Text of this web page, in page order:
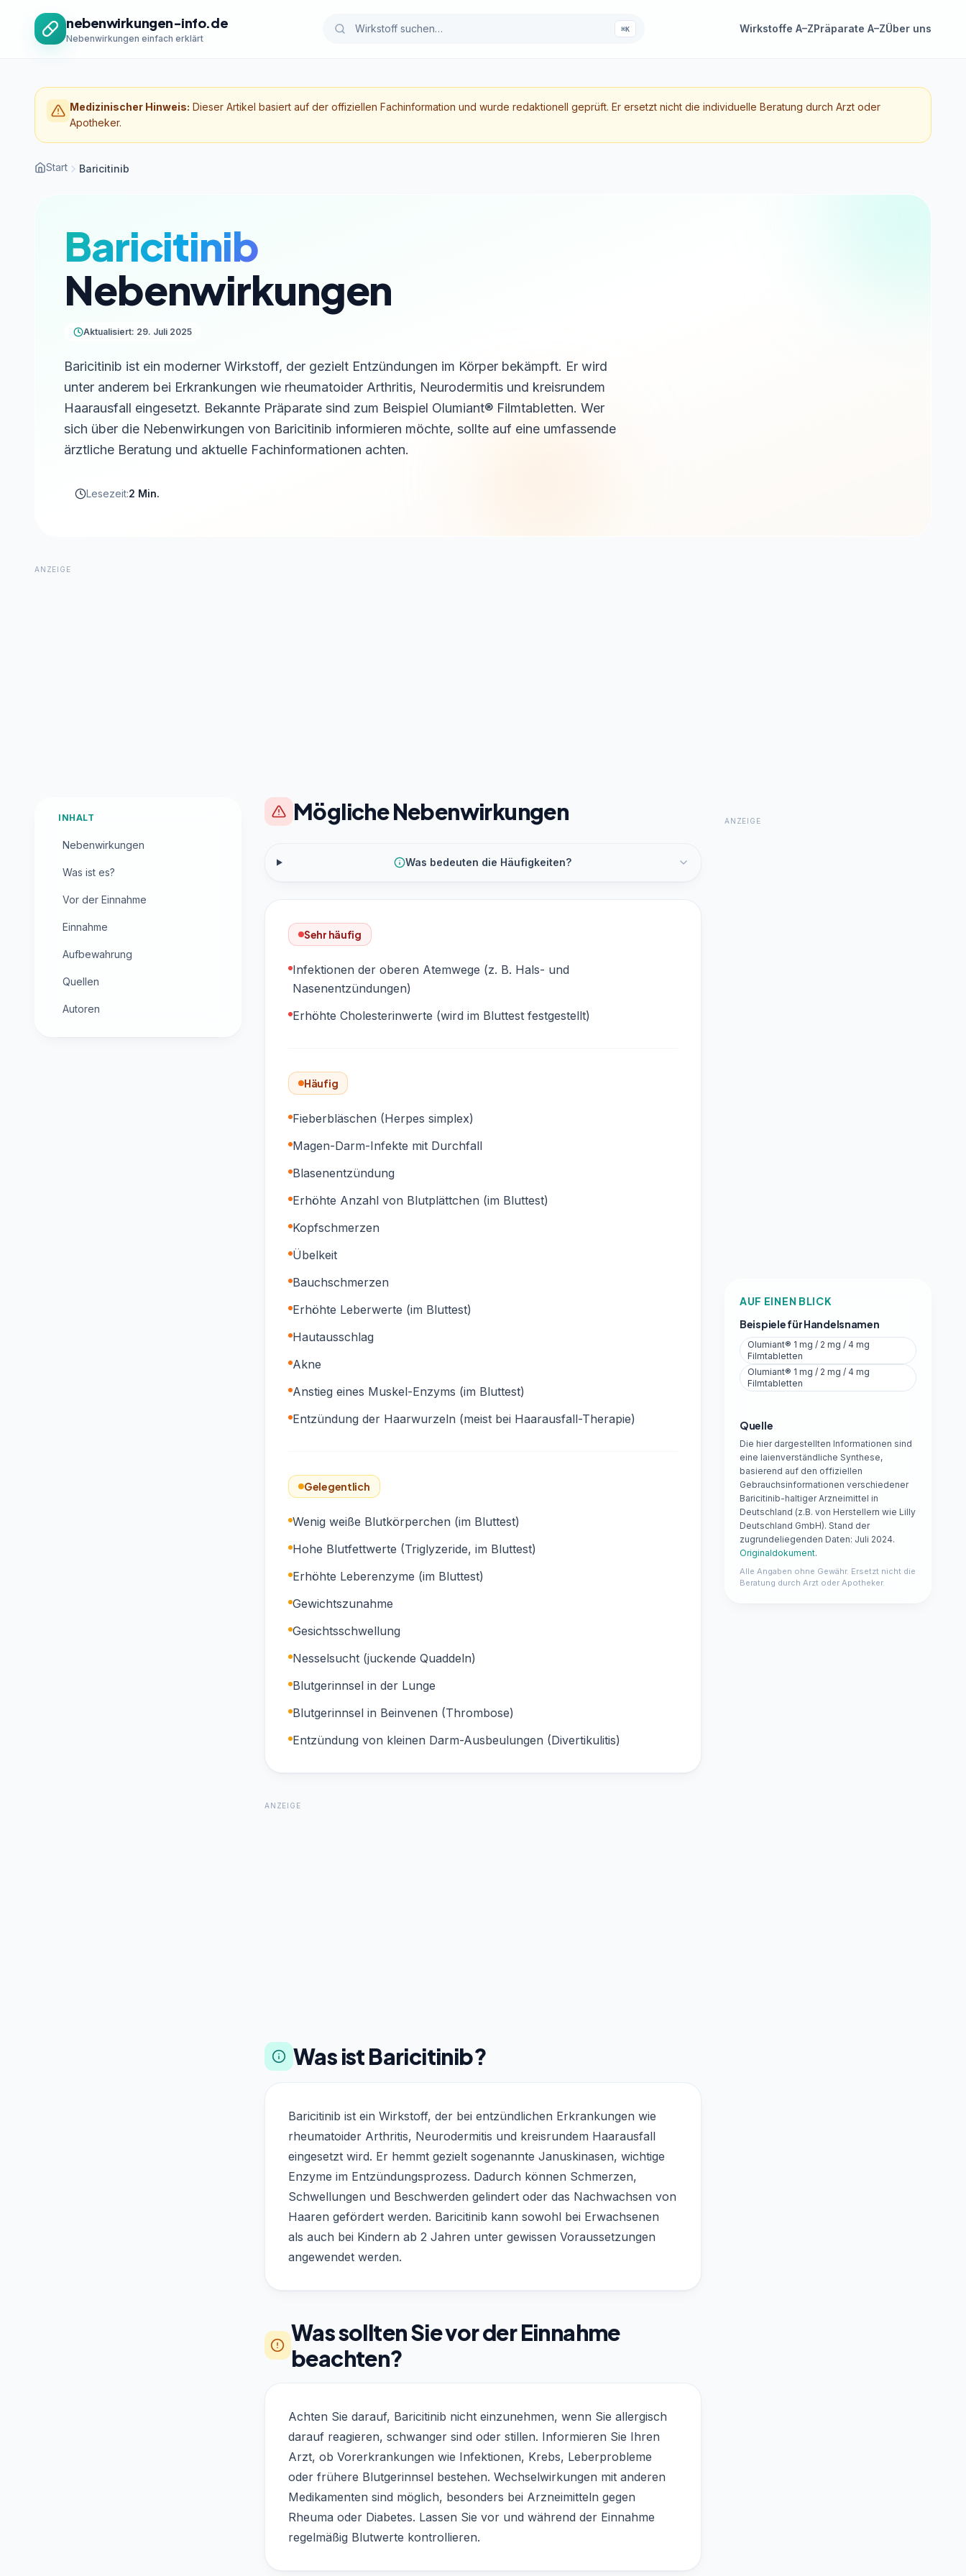
nebenwirkungen-info.de
Nebenwirkungen einfach erklärt
⌘K Wirkstoffe A–ZPräparate A–ZÜber uns
Medizinischer Hinweis: Dieser Artikel basiert auf der offiziellen Fachinformation und wurde redaktionell geprüft. Er ersetzt nicht die individuelle Beratung durch Arzt oder
Apotheker.
Start Baricitinib
Baricitinib
Nebenwirkungen
Aktualisiert: 29. Juli 2025
Baricitinib ist ein moderner Wirkstoff, der gezielt Entzündungen im Körper bekämpft. Er wird
unter anderem bei Erkrankungen wie rheumatoider Arthritis, Neurodermitis und kreisrundem
Haarausfall eingesetzt. Bekannte Präparate sind zum Beispiel Olumiant® Filmtabletten. Wer
sich über die Nebenwirkungen von Baricitinib informieren möchte, sollte auf eine umfassende
ärztliche Beratung und aktuelle Fachinformationen achten.
Lesezeit:2 Min.
ANZEIGE
INHALT
Nebenwirkungen
Was ist es?
Vor der Einnahme
Einnahme
Aufbewahrung
Quellen
Autoren
Mögliche Nebenwirkungen
Was bedeuten die Häufigkeiten?
Sehr häufig
Infektionen der oberen Atemwege (z. B. Hals- und
Nasenentzündungen)
Erhöhte Cholesterinwerte (wird im Bluttest festgestellt)
Häufig
Fieberbläschen (Herpes simplex)
Magen-Darm-Infekte mit Durchfall
Blasenentzündung
Erhöhte Anzahl von Blutplättchen (im Bluttest)
Kopfschmerzen
Übelkeit
Bauchschmerzen
Erhöhte Leberwerte (im Bluttest)
Hautausschlag
Akne
Anstieg eines Muskel-Enzyms (im Bluttest)
Entzündung der Haarwurzeln (meist bei Haarausfall-Therapie)
Gelegentlich
Wenig weiße Blutkörperchen (im Bluttest)
Hohe Blutfettwerte (Triglyzeride, im Bluttest)
Erhöhte Leberenzyme (im Bluttest)
Gewichtszunahme
Gesichtsschwellung
Nesselsucht (juckende Quaddeln)
Blutgerinnsel in der Lunge
Blutgerinnsel in Beinvenen (Thrombose)
Entzündung von kleinen Darm-Ausbeulungen (Divertikulitis)
ANZEIGE
Was ist Baricitinib?
Baricitinib ist ein Wirkstoff, der bei entzündlichen Erkrankungen wie
rheumatoider Arthritis, Neurodermitis und kreisrundem Haarausfall
eingesetzt wird. Er hemmt gezielt sogenannte Januskinasen, wichtige
Enzyme im Entzündungsprozess. Dadurch können Schmerzen,
Schwellungen und Beschwerden gelindert oder das Nachwachsen von
Haaren gefördert werden. Baricitinib kann sowohl bei Erwachsenen
als auch bei Kindern ab 2 Jahren unter gewissen Voraussetzungen
angewendet werden.
Was sollten Sie vor der Einnahme
beachten?
Achten Sie darauf, Baricitinib nicht einzunehmen, wenn Sie allergisch
darauf reagieren, schwanger sind oder stillen. Informieren Sie Ihren
Arzt, ob Vorerkrankungen wie Infektionen, Krebs, Leberprobleme
oder frühere Blutgerinnsel bestehen. Wechselwirkungen mit anderen
Medikamenten sind möglich, besonders bei Arzneimitteln gegen
Rheuma oder Diabetes. Lassen Sie vor und während der Einnahme
regelmäßig Blutwerte kontrollieren.
ANZEIGE
AUF EINEN BLICK
Beispiele für Handelsnamen
Olumiant® 1 mg / 2 mg / 4 mg
Filmtabletten
Olumiant® 1 mg / 2 mg / 4 mg
Filmtabletten
Quelle
Die hier dargestellten Informationen sind
eine laienverständliche Synthese,
basierend auf den offiziellen
Gebrauchsinformationen verschiedener
Baricitinib-haltiger Arzneimittel in
Deutschland (z.B. von Herstellern wie Lilly
Deutschland GmbH). Stand der
zugrundeliegenden Daten: Juli 2024.
Originaldokument.
Alle Angaben ohne Gewähr. Ersetzt nicht die
Beratung durch Arzt oder Apotheker.